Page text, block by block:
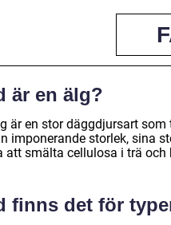
är en älg?
är en stor däggdjursart
imponerande storlek, sina
att smälta cellulosa i trä och
finns det för